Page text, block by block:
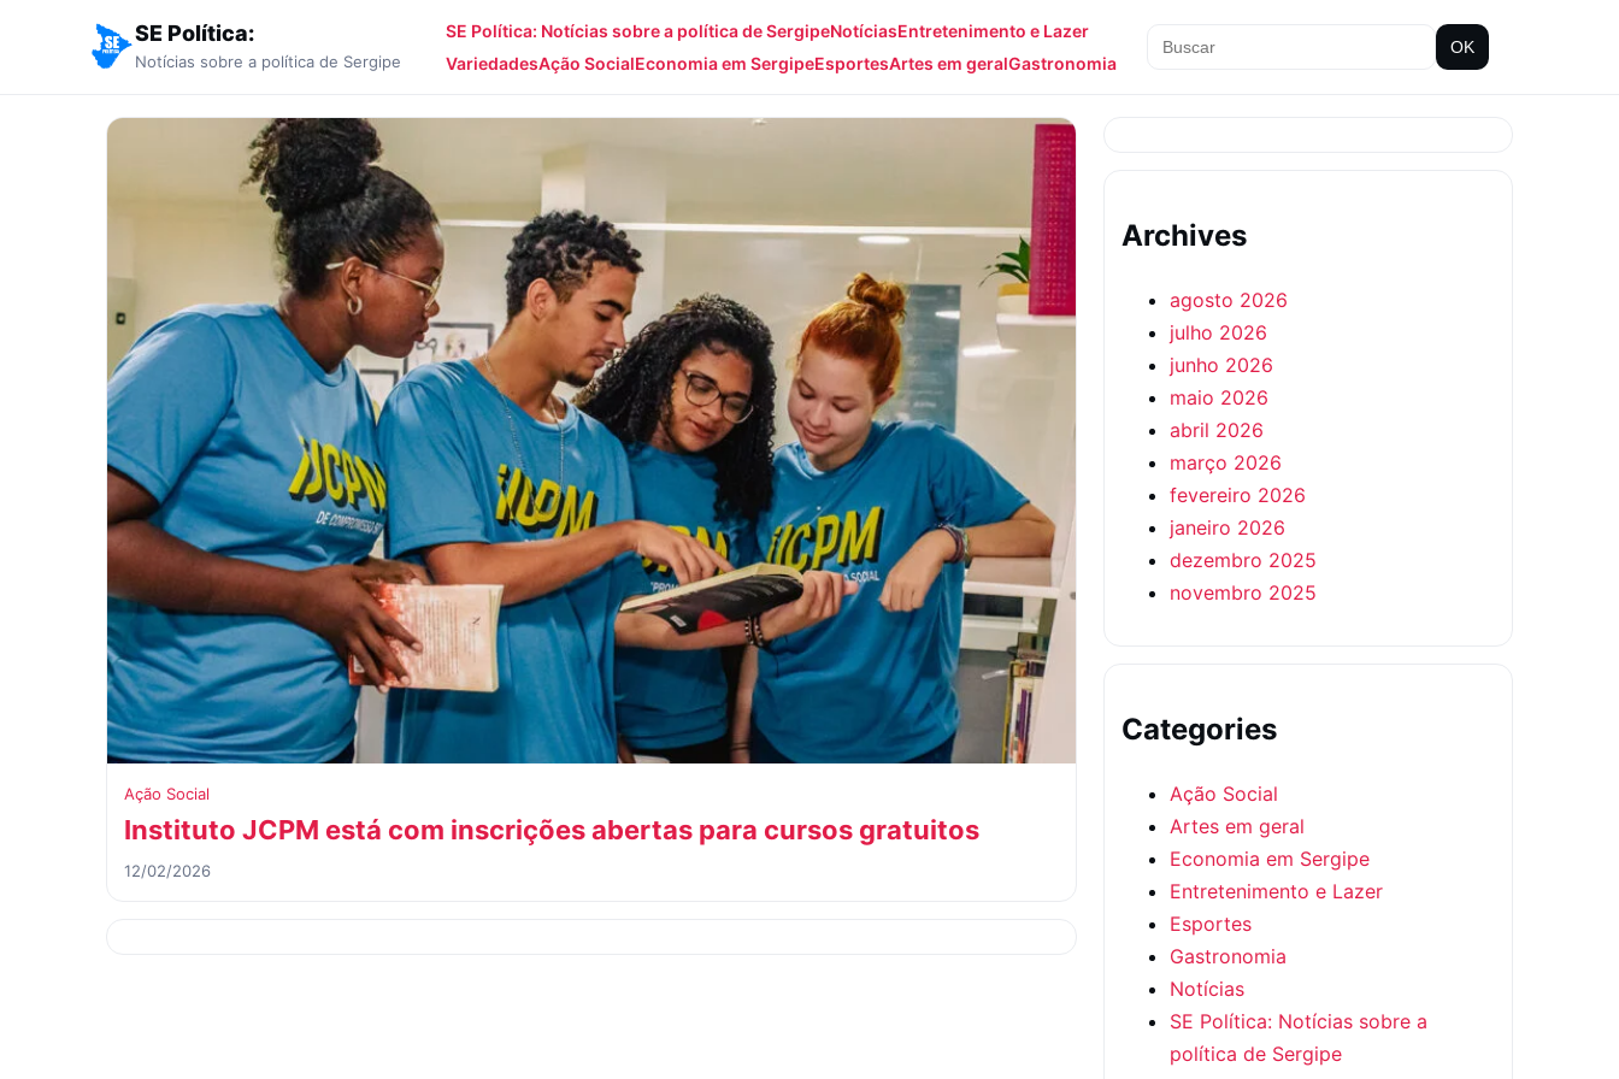
SE Política:
Notícias sobre a política de Sergipe
SE Política: Notícias sobre a política de SergipeNotíciasEntretenimento e Lazer
VariedadesAção SocialEconomia em SergipeEsportesArtes em geralGastronomia
OK
Ação Social
Instituto JCPM está com inscrições abertas para cursos gratuitos
12/02/2026
Archives
agosto 2026
julho 2026
junho 2026
maio 2026
abril 2026
março 2026
fevereiro 2026
janeiro 2026
dezembro 2025
novembro 2025
Categories
Ação Social
Artes em geral
Economia em Sergipe
Entretenimento e Lazer
Esportes
Gastronomia
Notícias
SE Política: Notícias sobre a
política de Sergipe